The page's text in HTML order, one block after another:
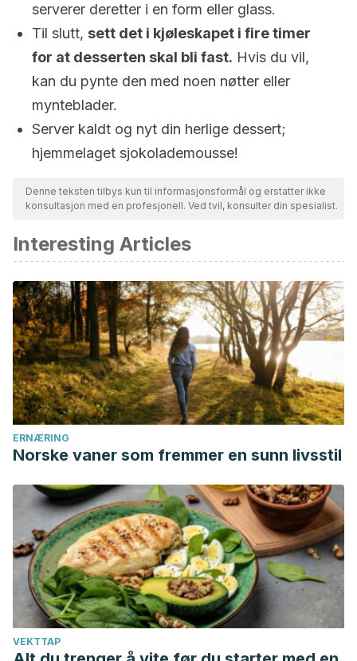
serverer deretter i en form eller glass.
Til slutt, sett det i kjøleskapet i fire timer
for at desserten skal bli fast. Hvis du vil,
kan du pynte den med noen nøtter eller
mynteblader.
Server kaldt og nyt din herlige dessert;
hjemmelaget sjokolademousse!
Denne teksten tilbys kun til informasjonsformål og erstatter ikke
konsultasjon med en profesjonell. Ved tvil, konsulter din spesialist.
Interesting Articles
ERNÆRING
Norske vaner som fremmer en sunn livsstil
VEKTTAP